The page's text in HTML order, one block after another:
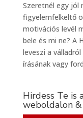
Szeretnél egy
figyelemfelkeltő
motivációs levél
bele és mi ne? A
leveszi a
írásának vagy
Hirdess Te is
weboldalon